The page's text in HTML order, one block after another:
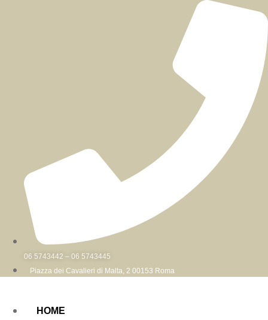
06 5743442 – 06 5743445
Piazza dei Cavalieri di Malta, 2 00153 Roma
HOME